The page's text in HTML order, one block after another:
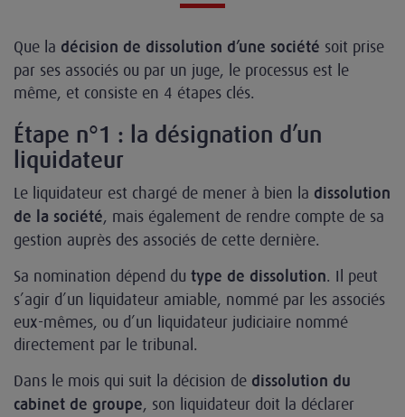
Que la décision de dissolution d’une société soit prise
par ses associés ou par un juge, le processus est le
même, et consiste en 4 étapes clés.
Étape n°1 : la désignation d’un
liquidateur
Le liquidateur est chargé de mener à bien la dissolution
de la société, mais également de rendre compte de sa
gestion auprès des associés de cette dernière.
Sa nomination dépend du type de dissolution. Il peut
s’agir d’un liquidateur amiable, nommé par les associés
eux-mêmes, ou d’un liquidateur judiciaire nommé
directement par le tribunal.
Dans le mois qui suit la décision de dissolution du
cabinet de groupe, son liquidateur doit la déclarer